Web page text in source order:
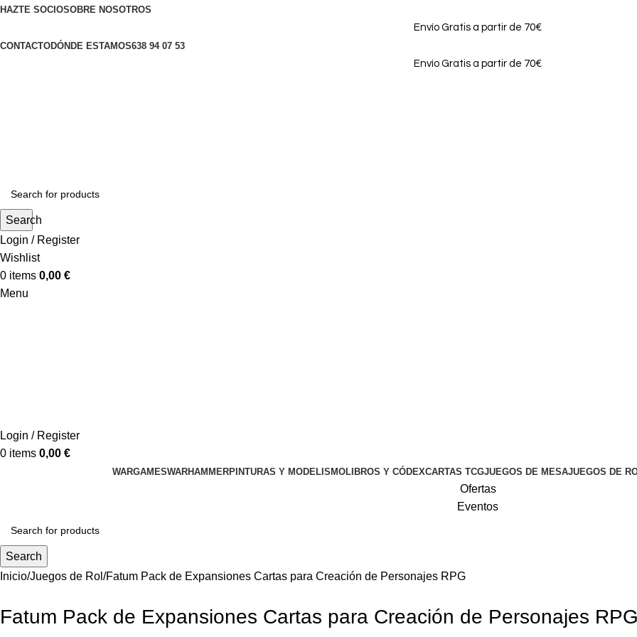
HAZTE SOCIOSOBRE NOSOTROS
Envío Gratis a partir de 70€
CONTACTODÓNDE ESTAMOS638 94 07 53
Envío Gratis a partir de 70€
Search
Login / Register
Wishlist
0 items 0,00 €
Menu
Login / Register
0 items 0,00 €
WARGAMESWARHAMMERPINTURAS Y MODELISMOLIBROS Y CÓDEXCARTAS TCGJUEGOS DE MESAJUEGOS DE
Ofertas
Eventos
Search
Inicio Juegos de Rol Fatum Pack de Expansiones Cartas para Creación de Personajes RPG
Fatum Pack de Expansiones Cartas para Creación de Personajes RPG